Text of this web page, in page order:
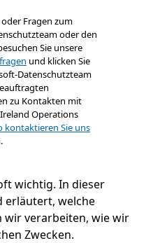
Fragen zum
oder den
Sie unsere
und klicken Sie
Datenschutzteam
zu Kontakten mit
Operations
kontaktieren Sie uns
wichtig. In dieser
erläutert, welche
wir verarbeiten, wie wir
Zwecken.